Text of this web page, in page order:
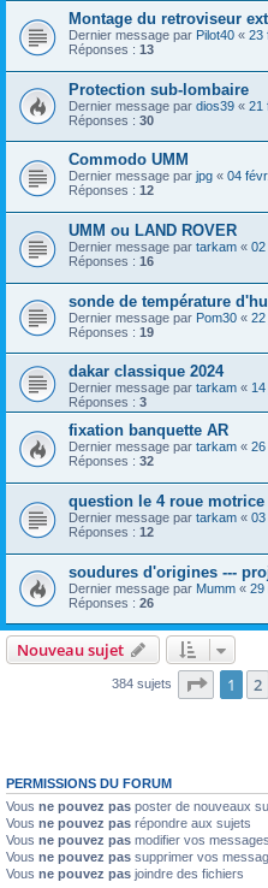
Montage du retroviseur
Dernier message par Pilot40 « 23
Réponses : 13
Protection sub-lombaire
Dernier message par dios39 « 21
Réponses : 30
Commodo UMM
Dernier message par jpg « 04
Réponses : 12
UMM ou LAND ROVER
Dernier message par tarkam « 02
Réponses : 16
sonde de température
Dernier message par Pom30 « 22
Réponses : 19
dakar classique 2024
Dernier message par tarkam « 14
Réponses : 3
fixation banquette AR
Dernier message par tarkam « 26
Réponses : 32
question le 4 roue motrice
Dernier message par tarkam « 03
Réponses : 12
soudures d'origines ---
Dernier message par Mumm « 29
Réponses : 26
Nouveau sujet
384 sujets Page 1
1 2
PERMISSIONS DU FORUM
Vous ne pouvez pas poster de nouveaux
Vous ne pouvez pas répondre aux sujets
Vous ne pouvez pas modifier vos messages
Vous ne pouvez pas supprimer vos
Vous ne pouvez pas joindre des fichiers